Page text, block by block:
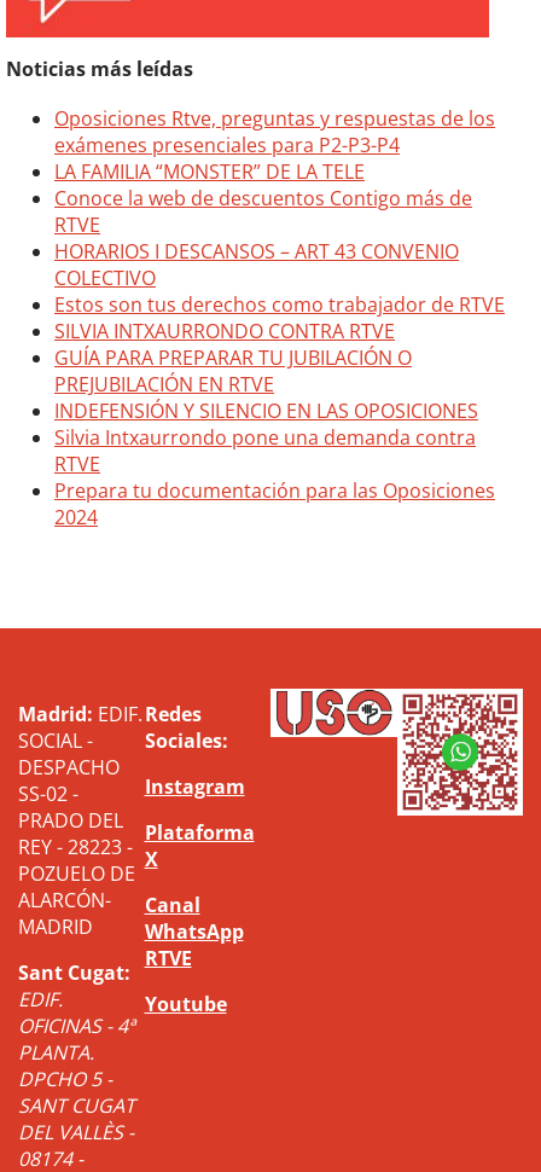
Noticias más leídas
Madrid: EDIF.
SOCIAL -
DESPACHO
SS-02 -
PRADO DEL
REY - 28223 -
POZUELO DE
ALARCÓN-
MADRID
Sant Cugat:
EDIF.
OFICINAS - 4ª
PLANTA.
DPCHO 5 -
SANT CUGAT
DEL VALLÈS -
08174 -
Redes
Sociales:
Instagram
Plataforma
X
Canal
WhatsApp
RTVE
Youtube